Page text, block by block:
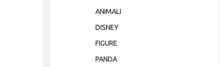
ANIMALI
DISNEY
FIGURE
PANDA